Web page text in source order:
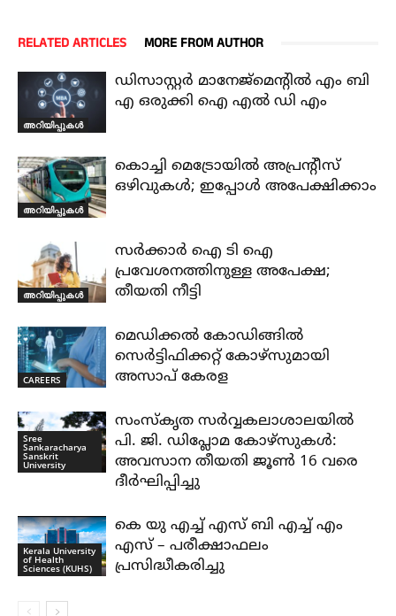
RELATED ARTICLES MORE FROM AUTHOR
അറിയിപ്പുകൾ
ഡിസാസ്റ്റർ മാനേജ്മെന്റിൽ എം ബി
എ ഒരുക്കി ഐ എൽ ഡി എം
അറിയിപ്പുകൾ
കൊച്ചി മെട്രോയിൽ അപ്രന്റീസ്
ഒഴിവുകൾ; ഇപ്പോൾ അപേക്ഷിക്കാം
അറിയിപ്പുകൾ
സർക്കാർ ഐ ടി ഐ
പ്രവേശനത്തിനുള്ള അപേക്ഷ;
തീയതി നീട്ടി
CAREERS
മെഡിക്കൽ കോഡിങ്ങിൽ
സെർട്ടിഫിക്കറ്റ് കോഴ്സുമായി
അസാപ് കേരള
Sree
Sankaracharya
Sanskrit
University
സംസ്കൃത സർവ്വകലാശാലയിൽ
പി. ജി. ഡിപ്ലോമ കോഴ്സുകൾ:
അവസാന തീയതി ജൂൺ 16 വരെ
ദീർഘിപ്പിച്ചു
Kerala University
of Health
Sciences (KUHS)
കെ യു എച്ച് എസ് ബി എച്ച് എം
എസ് – പരീക്ഷാഫലം
പ്രസിദ്ധീകരിച്ചു